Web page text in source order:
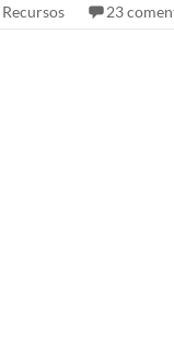
Recursos 23